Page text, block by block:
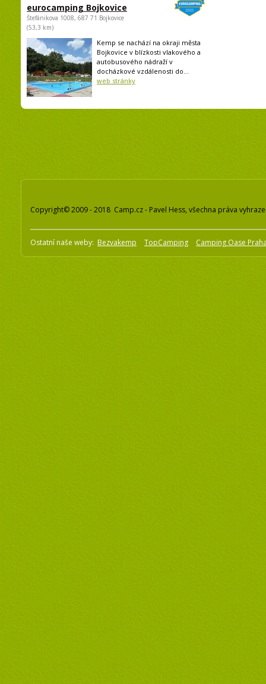
eurocamping Bojkovice
Štefánikova 1008, 687 71 Bojkovice
(53,3 km)
Kemp se nachází na okraji města
Bojkovice v blízkosti vlakového a
autobusového nádraží v
docházkové vzdálenosti do...
web stránky
Copyright© 2009 - 2018 Camp.cz - Pavel Hess, všechna práva
Ostatní naše weby: Bezvakemp TopCamping Camping Oase